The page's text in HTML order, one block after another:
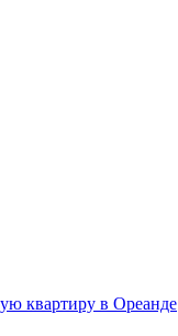
квартиру в Ореанде